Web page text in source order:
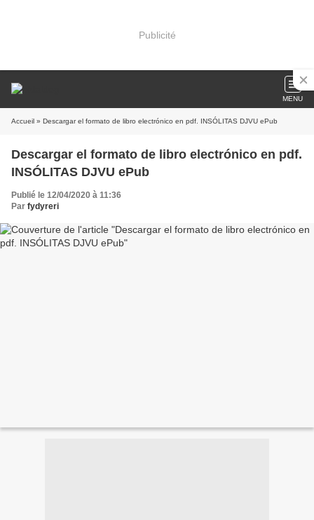
Publicité
MENU
Accueil » Descargar el formato de libro electrónico en pdf. INSÓLITAS DJVU ePub
Descargar el formato de libro electrónico en pdf.
INSÓLITAS DJVU ePub
Publié le 12/04/2020 à 11:36
Par fydyreri